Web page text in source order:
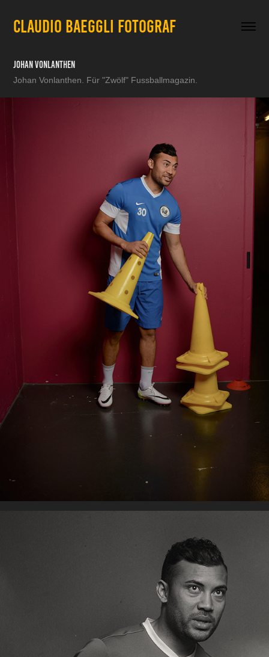
CLAUDIO BAEGGLI FOTOGRAF
Johan Vonlanthen
Johan Vonlanthen. Für "Zwölf" Fussballmagazin.